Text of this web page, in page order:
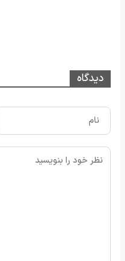
دیدگاه